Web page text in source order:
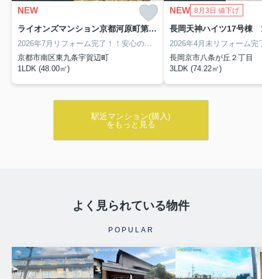
NEW
ライオンズマンション京都河原町第3 8階
「京都」駅
京都市南区東九条宇賀辺町
1LDK (48.00㎡)
NEW 8月3日 値下げ
長岡天神ハイツ17号棟
長岡京市八条が丘２丁目
3LDK (74.22㎡)
駅近マンション(購入)
をもっと見る
よく見られている物件
POPULAR